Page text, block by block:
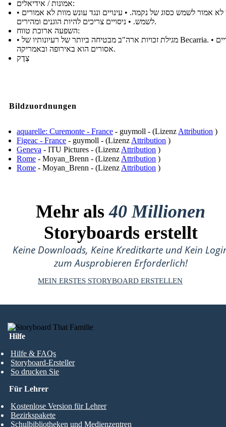
אמונות / אידיאלים:
• חוקי לא אמור לשמש כסוג של נקמה. • עינויים ונגד עונש מוות לא אמורים
לשמש. • ניסויים צריכים להיות הוגנים ומהירים.
השפעה ארוכת טווח:
• מגילת זכויות ארה"ב מבטיחה ביותר של רעיונותיו של Becarria. • העינויים
אסורים הוא באירופה ובאמריקה.
צֶדֶק
Bildzuordnungen
aquarelle: Curemonte - France - guymoll - (Lizenz Attribution )
Figeac - France - guymoll - (Lizenz Attribution )
Geneva - ITU Pictures - (Lizenz Attribution )
Rome - Moyan_Brenn - (Lizenz Attribution )
Rome - Moyan_Brenn - (Lizenz Attribution )
Mehr als40 Millionen
Storyboards erstellt
Keine Downloads, Keine Kreditkarte und Kein
zum Ausprobieren Erforderlich!
MEIN ERSTES STORYBOARD ERSTELLEN
Hilfe
Hilfe & FAQs
Storyboard-Ersteller
So drucken Sie
Für Lehrer
Kostenlose Version für Lehrer
Bezirkspakete
Schulbibliotheken und Medienzentren